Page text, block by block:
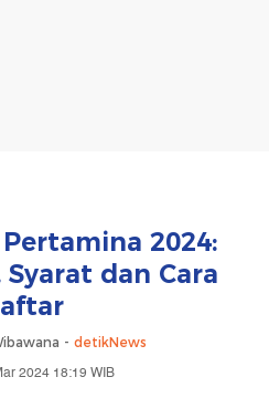
2024:
dan Cara
- detikNews
2024 18:19 WIB